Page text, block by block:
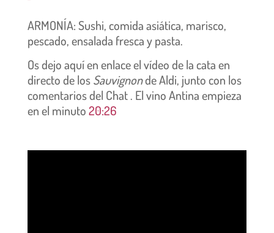
ARMONÍA: Sushi, comida asiática, marisco,
pescado, ensalada fresca y pasta.
Os dejo aquí en enlace el vídeo de la cata en
directo de losSauvignonde Aldi, junto con los
comentarios del Chat . El vino Antina empieza
en el minuto20:26